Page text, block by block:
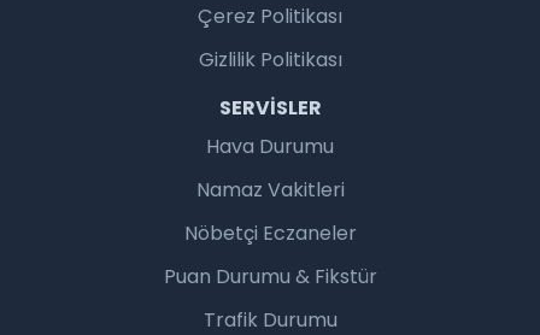
Çerez Politikası
Gizlilik Politikası
SERVISLER
Hava Durumu
Namaz Vakitleri
Nöbetçi Eczaneler
Puan Durumu & Fikstür
Trafik Durumu